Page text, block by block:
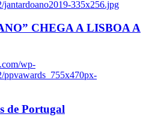
jantardoano2019-335x256.jpg
CHEGA A LISBOA A
wp-
ppvawards_755x470px-
de Portugal